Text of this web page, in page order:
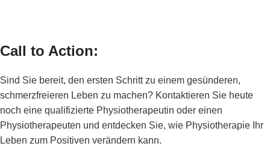
Call to Action:
Sind Sie bereit, den ersten Schritt zu einem gesünderen,
schmerzfreieren Leben zu machen? Kontaktieren Sie heute
noch eine qualifizierte Physiotherapeutin oder einen
Physiotherapeuten und entdecken Sie, wie Physiotherapie Ihr
Leben zum Positiven verändern kann.